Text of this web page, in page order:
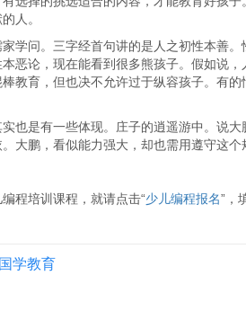
人。
学问。三字经首句讲的是人之初性本善
恶论，现在能看到很多熊孩子。假如说
教育，但也决不允许过于纵容孩子。有
也是有一些体现。庄子的逍遥游中。说
大鹏，看似能力强大，却也需用遵守这
程培训课程，就请点击“少儿编程报名”，
学教育